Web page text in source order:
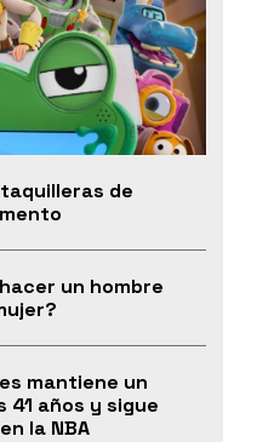
de
un hombre
mantiene un
años y sigue
la NBA